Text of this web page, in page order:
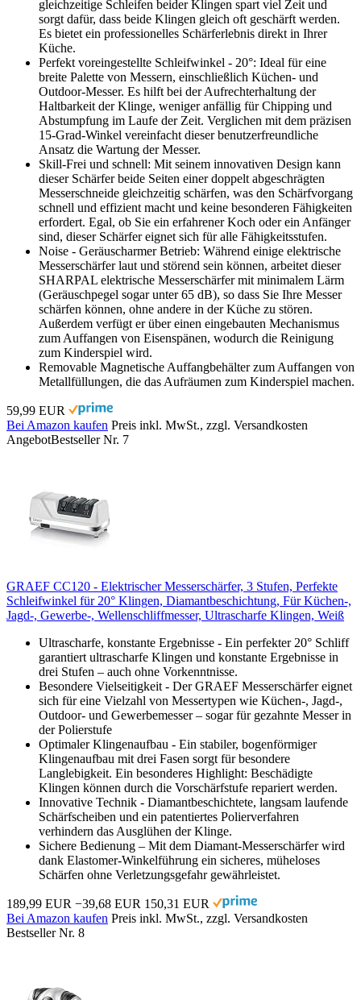
gleichzeitige Schleifen beider Klingen spart viel Zeit und
sorgt dafür, dass beide Klingen gleich oft geschärft werden.
Es bietet ein professionelles Schärferlebnis direkt in Ihrer
Küche.
Perfekt voreingestellte Schleifwinkel - 20°: Ideal für eine
breite Palette von Messern, einschließlich Küchen- und
Outdoor-Messer. Es hilft bei der Aufrechterhaltung der
Haltbarkeit der Klinge, weniger anfällig für Chipping und
Abstumpfung im Laufe der Zeit. Verglichen mit dem präzisen
15-Grad-Winkel vereinfacht dieser benutzerfreundliche
Ansatz die Wartung der Messer.
Skill-Frei und schnell: Mit seinem innovativen Design kann
dieser Schärfer beide Seiten einer doppelt abgeschrägten
Messerschneide gleichzeitig schärfen, was den Schärfvorgang
schnell und effizient macht und keine besonderen Fähigkeiten
erfordert. Egal, ob Sie ein erfahrener Koch oder ein Anfänger
sind, dieser Schärfer eignet sich für alle Fähigkeitsstufen.
Noise - Geräuscharmer Betrieb: Während einige elektrische
Messerschärfer laut und störend sein können, arbeitet dieser
SHARPAL elektrische Messerschärfer mit minimalem Lärm
(Geräuschpegel sogar unter 65 dB), so dass Sie Ihre Messer
schärfen können, ohne andere in der Küche zu stören.
Außerdem verfügt er über einen eingebauten Mechanismus
zum Auffangen von Eisenspänen, wodurch die Reinigung
zum Kinderspiel wird.
Removable Magnetische Auffangbehälter zum Auffangen von
Metallfüllungen, die das Aufräumen zum Kinderspiel machen.
59,99 EUR
Bei Amazon kaufen Preis inkl. MwSt., zzgl. Versandkosten
AngebotBestseller Nr. 7
GRAEF CC120 - Elektrischer Messerschärfer, 3 Stufen, Perfekte
Schleifwinkel für 20° Klingen, Diamantbeschichtung, Für Küchen-,
Jagd-, Gewerbe-, Wellenschliffmesser, Ultrascharfe Klingen, Weiß
Ultrascharfe, konstante Ergebnisse - Ein perfekter 20° Schliff
garantiert ultrascharfe Klingen und konstante Ergebnisse in
drei Stufen – auch ohne Vorkenntnisse.
Besondere Vielseitigkeit - Der GRAEF Messerschärfer eignet
sich für eine Vielzahl von Messertypen wie Küchen-, Jagd-,
Outdoor- und Gewerbemesser – sogar für gezahnte Messer in
der Polierstufe
Optimaler Klingenaufbau - Ein stabiler, bogenförmiger
Klingenaufbau mit drei Fasen sorgt für besondere
Langlebigkeit. Ein besonderes Highlight: Beschädigte
Klingen können durch die Vorschärfstufe repariert werden.
Innovative Technik - Diamantbeschichtete, langsam laufende
Schärfscheiben und ein patentiertes Polierverfahren
verhindern das Ausglühen der Klinge.
Sichere Bedienung – Mit dem Diamant-Messerschärfer wird
dank Elastomer-Winkelführung ein sicheres, müheloses
Schärfen ohne Verletzungsgefahr gewährleistet.
189,99 EUR −39,68 EUR 150,31 EUR
Bei Amazon kaufen Preis inkl. MwSt., zzgl. Versandkosten
Bestseller Nr. 8